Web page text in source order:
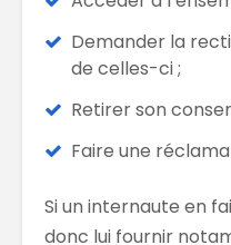
Demander la
de celles-ci ;
Retirer son
Faire une
Si un internaute en
donc lui fournir